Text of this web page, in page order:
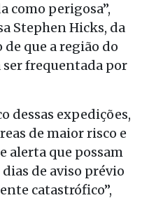
como perigosa”,
Stephen Hicks, da
de que a região do
frequentada por
dessas expedições,
de maior risco e
alerta que possam
de aviso prévio
catastrófico”,